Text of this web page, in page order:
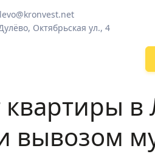
Октябрьская ул., 4
в
вывозом